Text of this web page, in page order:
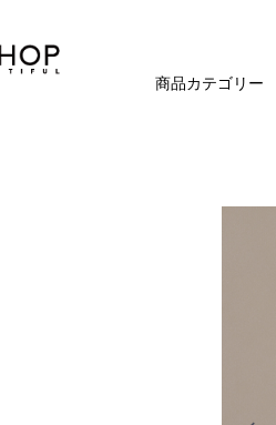
商品カテゴリー